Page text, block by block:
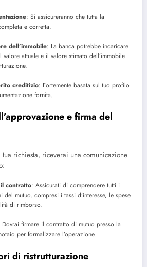
: Si assicureranno che tutta la
e corretta.
dell’immobile: La banca potrebbe incaricare
attuale e il valore stimato dell’immobile
creditizio: Fortemente basata sul tuo profilo
fornita.
e firma del
richiesta, riceverai una comunicazione
contratto: Assicurati di comprendere tutti i
mutuo, compresi i tassi d’interesse, le spese
di rimborso.
Dovrai firmare il contratto di mutuo presso la
per formalizzare l’operazione.
di ristrutturazione